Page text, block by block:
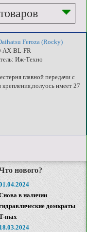
Feroza (Rocky)
AX-BL-FR
Иж-Техно
главной передачи с
крепления,полуось имеет 27
нового?
в наличии
домкраты
max
18.03.2024